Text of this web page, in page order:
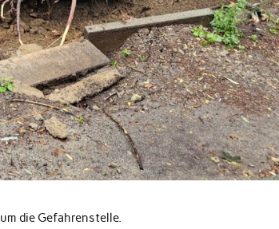
die Gefahrenstelle.